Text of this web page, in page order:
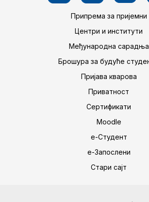
Припрема за пријемни
Центри и институти
Међународна сарадња
Брошура за будуће
Пријава кварова
Приватност
Сертификати
Moodle
е-Студент
е-Запослени
Стари сајт